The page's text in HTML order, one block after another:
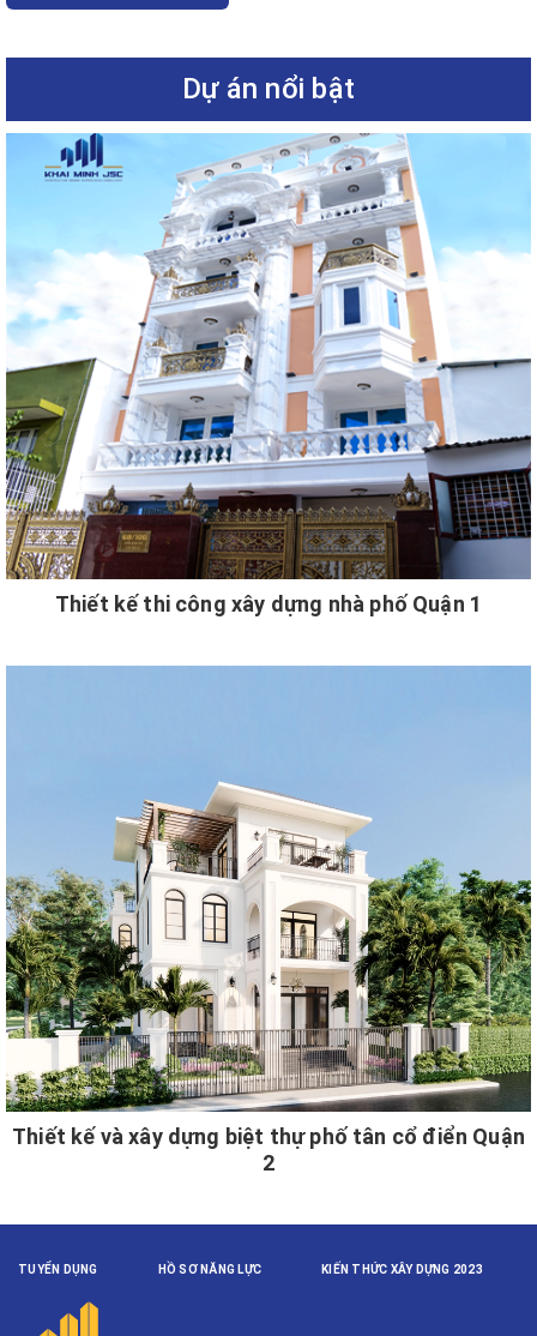
Dự án nổi bật
Thiết kế thi công xây dựng nhà phố Quận 1
Thiết kế và xây dựng biệt thự phố tân cổ điển Quận
2
TUYỂN DỤNG HỒ SƠ NĂNG LỰC KIẾN THỨC XÂY DỰNG 2023